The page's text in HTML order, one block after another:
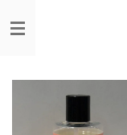
direct